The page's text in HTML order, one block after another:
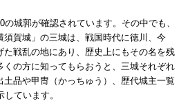
城郭が確認されています。その中でも、
須賀城」の三城は、戦国時代に徳川、今
た戦乱の地にあり、歴史上にもその名を残
の方に知ってもらおうと、三城それぞれ
品や甲冑（かっちゅう）、歴代城主一覧
ています。